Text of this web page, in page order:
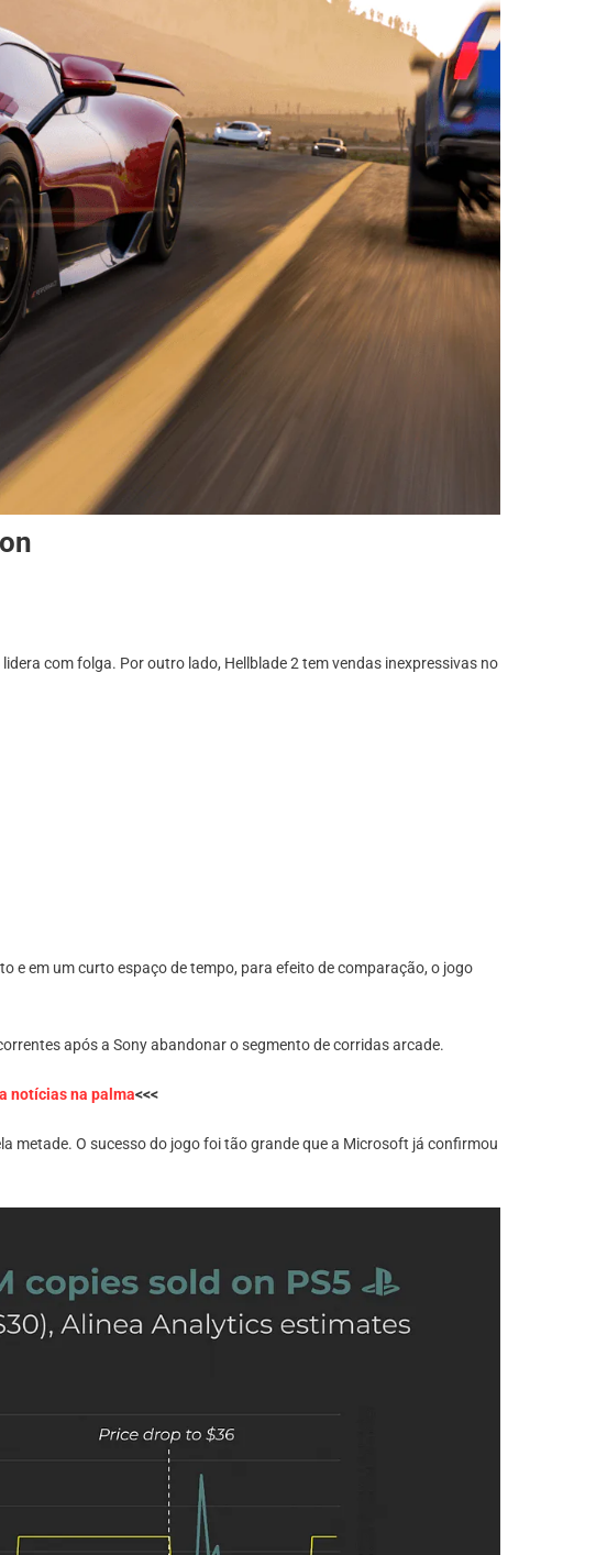
com folga. Por outro lado, Hellblade 2 tem vendas inexpressivas no
e em um curto espaço de tempo, para efeito de comparação, o jogo
após a Sony abandonar o segmento de corridas arcade.
notícias na palma<<<
metade. O sucesso do jogo foi tão grande que a Microsoft já confirmou